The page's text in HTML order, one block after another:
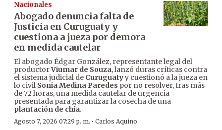
Nacionales
Abogado denuncia falta de
Justicia en Curuguaty y
cuestiona a jueza por demora
en medida cautelar
El abogado Édgar González, representante legal del
productorViumar de Souza, lanzó duras críticas contra
el sistema judicial de Curuguatyy cuestionó a la jueza en
lo civil Sonia Medina Paredes por no resolver, tras más
de 72 horas, una medida cautelar de urgencia
presentada para garantizar la cosecha de una
plantación de chía.
Agosto 7, 2026 07:29 p. m. · Carlos Aquino